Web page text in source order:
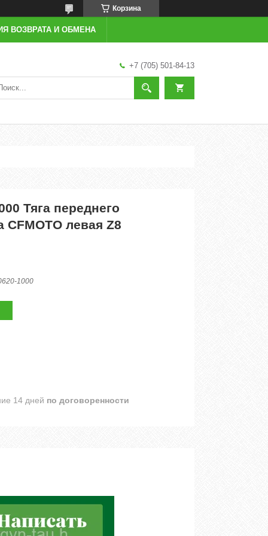
Корзина
ВОЗВРАТА И ОБМЕНА
+7 (705) 501-84-13
Тяга переднего
CFMOTO левая Z8
1000
14 дней по договоренности